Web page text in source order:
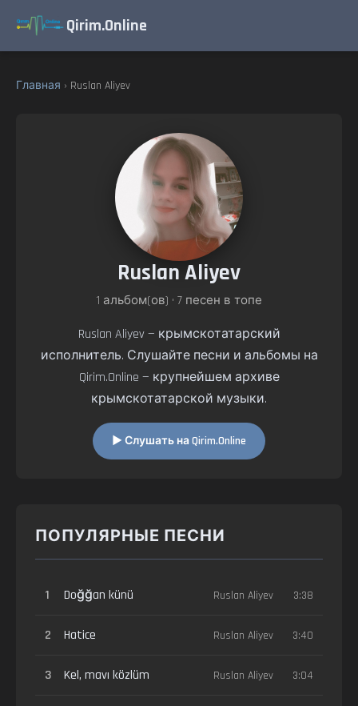
Qirim.Online
Главная › Ruslan Aliyev
Ruslan Aliyev
1 альбом(ов) • 7 песен в топе
Ruslan Aliyev — крымскотатарский
исполнитель. Слушайте песни и альбомы на
Qirim.Online — крупнейшем архиве
крымскотатарской музыки.
▶ Слушать на Qirim.Online
ПОПУЛЯРНЫЕ ПЕСНИ
1 Doğğan künü Ruslan Aliyev 3:38
2 Hatice Ruslan Aliyev 3:40
3 Kel, mavı közlüm Ruslan Aliyev 3:04